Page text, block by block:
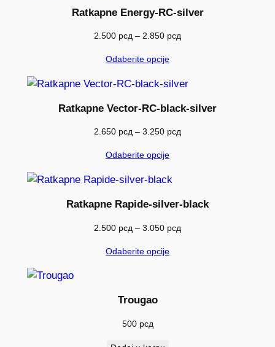
Ratkapne Energy-RC-silver
2.500 рсд – 2.850 рсд
do
2.850 рсд
Odaberite opcije
Ratkapne Vector-RC-black-silver
2.650 рсд – 3.250 рсд
3.250 рсд
Odaberite opcije
Ratkapne Rapide-silver-black
2.500 рсд – 3.050 рсд
Odaberite opcije
Trougao
500 рсд